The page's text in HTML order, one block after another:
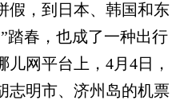
假，到日本、韩国和东
踏春，也成了一种出行
网平台上，4月4日，
志明市、济州岛的机票